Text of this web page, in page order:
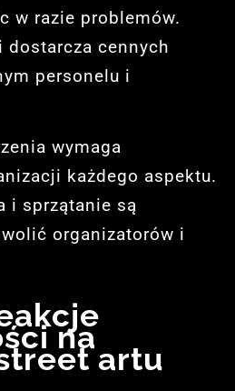
w razie problemów.
cennych
personelu i
wymaga
każdego aspektu.
i sprzątanie są
organizatorów i
na
artu